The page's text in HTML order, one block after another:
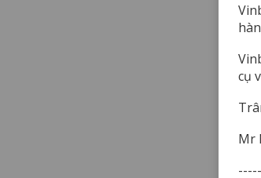
cụ
Mr
-----